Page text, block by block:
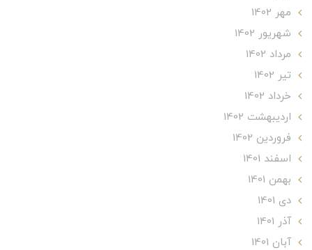
مهر 1402
شهریور 1402
مرداد 1402
تير 1402
خرداد 1402
ارديبهشت 1402
فروردین 1402
اسفند 1401
بهمن 1401
دی 1401
آذر 1401
آبان 1401